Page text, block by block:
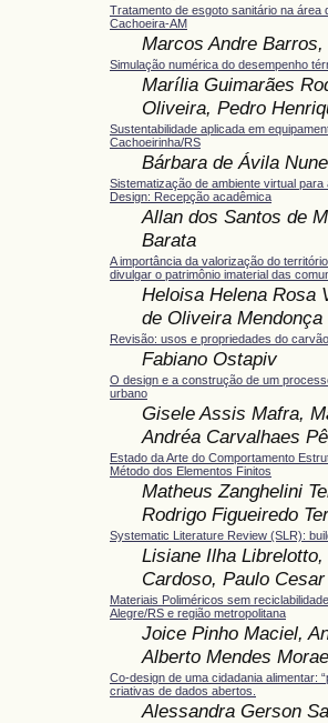
Tratamento de esgoto sanitário na área
Cachoeira-AM
Marcos Andre
Simulação numérica do desempenho
Marília Guimarães
Oliveira, Pedro
Sustentabilidade aplicada em
Cachoeirinha/RS
Bárbara de Ávila
Sistematização de ambiente virtual
Design: Recepção acadêmica
Allan dos Santos de
Barata
A importância da valorização do
divulgar o patrimônio imaterial das
Heloisa Helena Rosa
de Oliveira Mendonça
Revisão: usos e propriedades do
Fabiano Ostapiv
O design e a construção de um
urbano
Gisele Assis Mafra,
Andréa Carvalhaes
Estado da Arte do Comportamento
Método dos Elementos Finitos
Matheus Zanghelini
Rodrigo Figueiredo
Systematic Literature Review (SLR):
Lisiane Ilha
Cardoso, Paulo
Materiais Poliméricos sem
Alegre/RS e região metropolitana
Joice Pinho Maciel,
Alberto Mendes
Co-design de uma cidadania alimentar:
criativas de dados abertos.
Alessandra Gerson